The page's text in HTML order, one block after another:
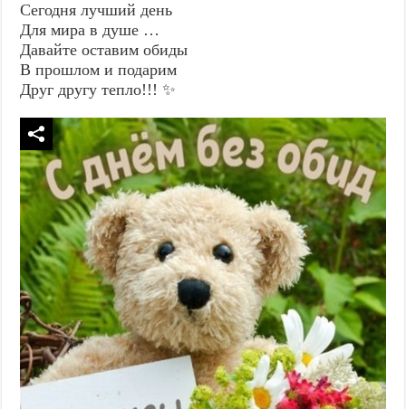
Сегодня лучший день
Для мира в душе …
Давайте оставим обиды
В прошлом и подарим
Друг другу тепло!!! ✨